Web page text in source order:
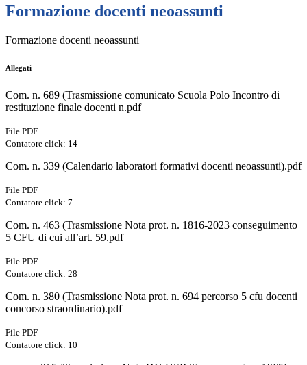
Formazione docenti neoassunti
Formazione docenti neoassunti
Allegati
Com. n. 689 (Trasmissione comunicato Scuola Polo Incontro di
restituzione finale docenti n.pdf
File PDF
Contatore click: 14
Com. n. 339 (Calendario laboratori formativi docenti neoassunti).pdf
File PDF
Contatore click: 7
Com. n. 463 (Trasmissione Nota prot. n. 1816-2023 conseguimento
5 CFU di cui all’art. 59.pdf
File PDF
Contatore click: 28
Com. n. 380 (Trasmissione Nota prot. n. 694 percorso 5 cfu docenti
concorso straordinario).pdf
File PDF
Contatore click: 10